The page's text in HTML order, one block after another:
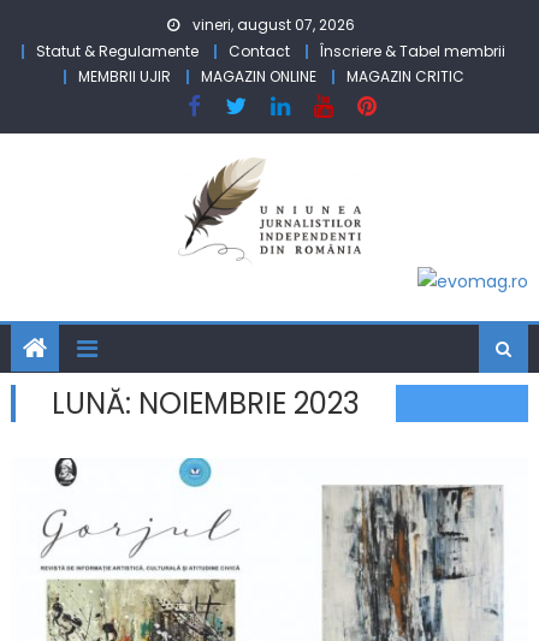
vineri, august 07, 2026
Statut & Regulamente
Contact
Înscriere & Tabel membrii
MEMBRII UJIR
MAGAZIN ONLINE MAGAZIN CRITIC
LUNĂ: NOIEMBRIE 2023